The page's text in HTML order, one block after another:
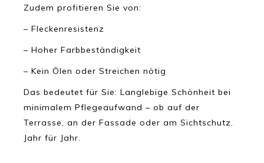
Zudem profitieren Sie von:
– Fleckenresistenz
– Hoher Farbbeständigkeit
– Kein Ölen oder Streichen nötig
Das bedeutet für Sie: Langlebige Schönheit bei
minimalem Pflegeaufwand – ob auf der
Terrasse, an der Fassade oder am Sichtschutz.
Jahr für Jahr.